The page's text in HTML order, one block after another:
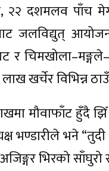
२२ दशमलव पाँच
जलविद्युत्
र
खर्चेर विभिन्न
मौवाफाँट हुँदै झिँ
भण्डारीले भने
भिरको